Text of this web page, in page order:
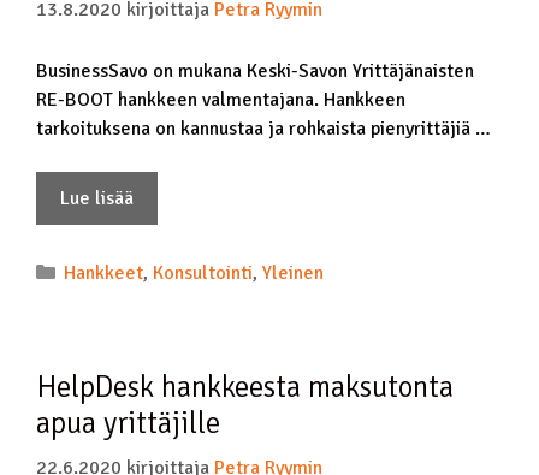
13.8.2020 kirjoittaja Petra Ryymin
BusinessSavo on mukana Keski-Savon Yrittäjänaisten
RE-BOOT hankkeen valmentajana. Hankkeen
tarkoituksena on kannustaa ja rohkaista pienyrittäjiä …
Lue lisää
Hankkeet, Konsultointi, Yleinen
HelpDesk hankkeesta maksutonta
apua yrittäjille
22.6.2020 kirjoittaja Petra Ryymin